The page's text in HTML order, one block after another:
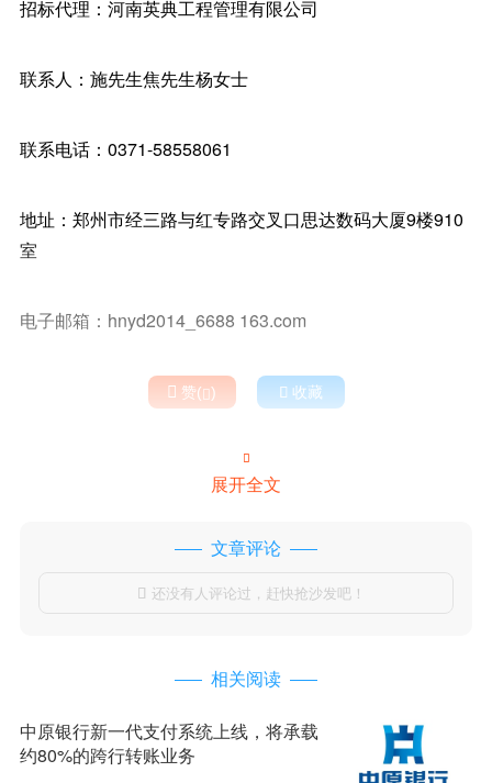
招标代理：河南英典工程管理有限公司
联系人：施先生焦先生杨女士
联系电话：0371-58558061
地址：郑州市经三路与红专路交叉口思达数码大厦9楼910
室
电子邮箱：hnyd2014_6688 163.com
 赞()  收藏

展开全文
文章评论
 还没有人评论过，赶快抢沙发吧！
相关阅读
中原银行新一代支付系统上线，将承载
约80%的跨行转账业务